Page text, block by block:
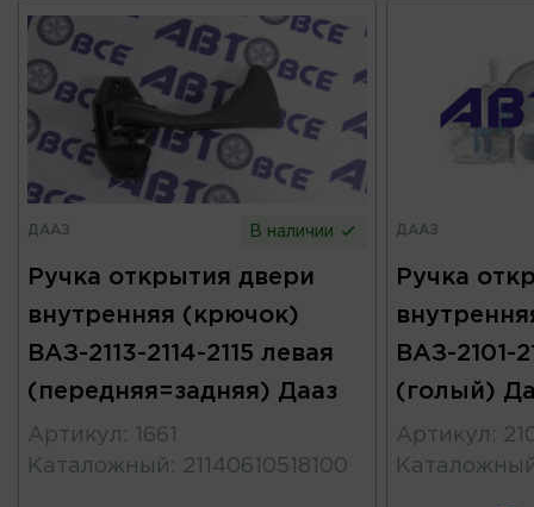
ДААЗ В наличии
Ручка открытия двери
внутренняя (крючок)
ВАЗ-2113-2114-2115 левая
(передняя=задняя) Дааз
Артикул :
1661
Каталожный : 21140610518100
ДААЗ
Ручка
ВАЗ-2101-
(голый)
Артикул :